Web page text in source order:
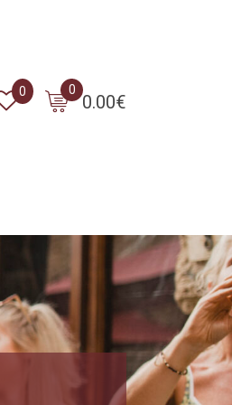
0.00€
0
0